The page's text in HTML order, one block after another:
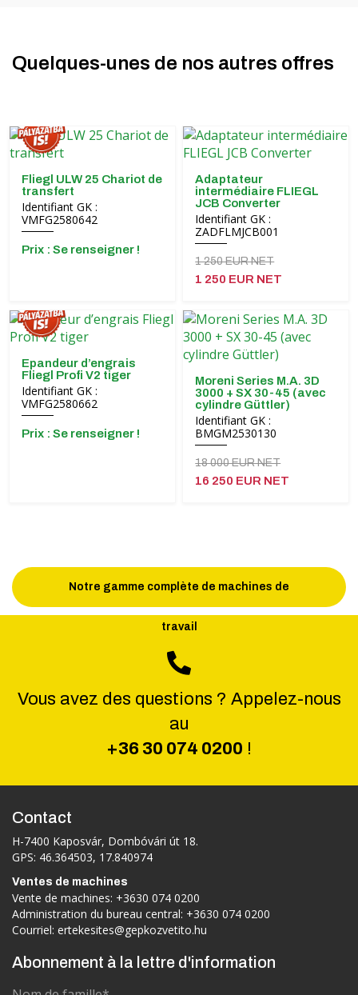
Quelques-unes de nos autres offres
Fliegl ULW 25 Chariot de
transfert
Identifiant GK :
VMFG2580642
Prix ​​: Se renseigner !
Adaptateur
intermédiaire FLIEGL
JCB Converter
Identifiant GK :
ZADFLMJCB001
1 250 EUR NET
1 250 EUR NET
Epandeur d’engrais
Fliegl Profi V2 tiger
Identifiant GK :
VMFG2580662
Prix ​​: Se renseigner !
Moreni Series M.A. 3D
3000 + SX 30-45 (avec
cylindre Güttler)
Identifiant GK :
BMGM2530130
18 000 EUR NET
16 250 EUR NET
Notre gamme complète de machines de
travail
Vous avez des questions ? Appelez-nous
au
+36 30 074 0200 !
Contact
H-7400 Kaposvár, Dombóvári út 18.
GPS: 46.364503, 17.840974
Ventes de machines
Vente de machines: +3630 074 0200
Administration du bureau central: +3630 074 0200
Courriel: ertekesites@gepkozvetito.hu
Abonnement à la lettre d'information